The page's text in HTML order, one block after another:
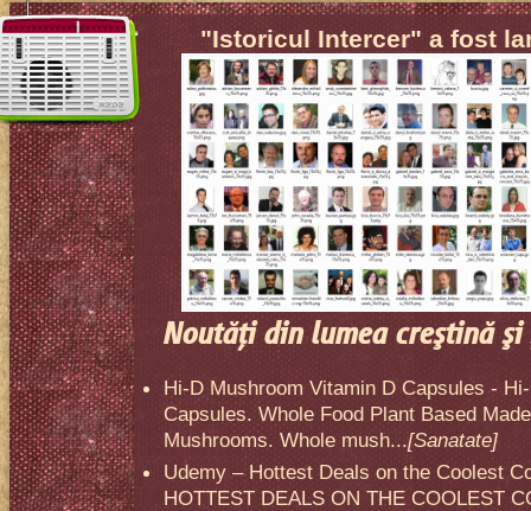
"Istoricul Intercer" a fost
Noutăţi din lumea creştină
Hi-D Mushroom Vitamin D Capsules -
Capsules. Whole Food Plant Based
Mushrooms. Whole mush...[Sanatate]
Udemy – Hottest Deals on the Coolest
HOTTEST DEALS ON THE COOLEST